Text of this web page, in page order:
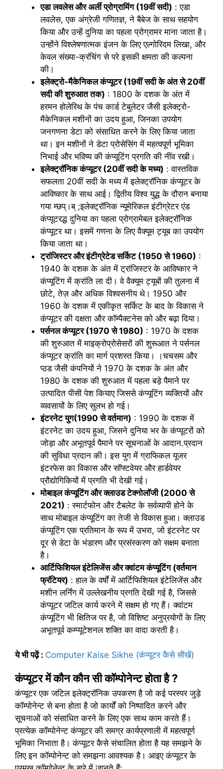
एडा लवलेस और अर्ली प्रोग्रामिंग (19वीं सदी) : एडा
लवलेस, एक अंग्रेजी गणितज्ञ, ने बैबेज के साथ सहयोग
किया और उन्हें दुनिया का पहला प्रोग्रामर माना जाता है।
उन्होंने विश्लेषणात्मक इंजन के लिए एल्गोरिदम लिखा, और
केवल संख्या-क्रंचिंग से परे इसकी क्षमता की कल्पना
की।
इलेक्ट्रो-मैकेनिकल कंप्यूटर (19वीं सदी के अंत से 20वीं
सदी की शुरुआत तक) : 1800 के दशक के अंत में
हरमन होलेरिथ के पंच कार्ड टेबुलेटर जैसी इलेक्ट्रो-
मैकेनिकल मशीनों का उदय हुआ, जिनका उपयोग
जनगणना डेटा को संसाधित करने के लिए किया जाता
था। इन मशीनों ने डेटा प्रोसेसिंग में महत्वपूर्ण भूमिका
निभाई और भविष्य की कंप्यूटिंग प्रगति की नींव रखी।
इलेक्ट्रॉनिक कंप्यूटर (20वीं सदी के मध्य) : वास्तविक
सफलता 20वीं सदी के मध्य में इलेक्ट्रॉनिक कंप्यूटर के
आविष्कार के साथ आई। द्वितीय विश्व युद्ध के दौरान बनाया
गया म्छप्।ब् ;इलेक्ट्रॉनिक न्यूमेरिकल इंटीग्रेटर एंड
कंप्यूटरद्ध दुनिया का पहला प्रोग्रामेबल इलेक्ट्रॉनिक
कंप्यूटर था। इसमें गणना के लिए वैक्यूम ट्यूब का उपयोग
किया जाता था।
ट्रांजिस्टर और इंटीग्रेटेड सर्किट (1950 से 1960) :
1940 के दशक के अंत में ट्रांजिस्टर के आविष्कार ने
कंप्यूटिंग में क्रांति ला दी। वे वैक्यूम ट्यूबों की तुलना में
छोटे, तेज़ और अधिक विश्वसनीय थे। 1950 और
1960 के दशक में एकीकृत सर्किट के बाद के विकास ने
कंप्यूटर की दक्षता और कॉम्पैक्टनेस को और बढ़ा दिया।
पर्सनल कंप्यूटर (1970 से 1980) : 1970 के दशक
की शुरुआत में माइक्रोप्रोसेसरों की शुरूआत ने पर्सनल
कंप्यूटर क्रांति का मार्ग प्रशस्त किया। ।चचसम और
प्ठड जैसी कंपनियों ने 1970 के दशक के अंत और
1980 के दशक की शुरुआत में पहला बड़े पैमाने पर
उत्पादित पीसी पेश कियाए जिससे कंप्यूटिंग व्यक्तियों और
व्यवसायों के लिए सुलभ हो गई।
इंटरनेट युग(1990 से वर्तमान) : 1990 के दशक में
इंटरनेट का उदय हुआ, जिसने दुनिया भर के कंप्यूटरों को
जोड़ा और अभूतपूर्व पैमाने पर सूचनाओं के आदान.प्रदान
की सुविधा प्रदान की। इस युग में ग्राफिकल यूजर
इंटरफेस का विकास और सॉफ्टवेयर और हार्डवेयर
प्रौद्योगिकियों में प्रगति भी देखी गई।
मोबाइल कंप्यूटिंग और क्लाउड टेक्नोलॉजी (2000 से
2021) : स्मार्टफोन और टैबलेट के सर्वव्यापी होने के
साथ मोबाइल कंप्यूटिंग का तेजी से विकास हुआ। क्लाउड
कंप्यूटिंग एक प्रतिमान के रूप में उभरा, जो इंटरनेट पर
दूर से डेटा के भंडारण और प्रसंस्करण को सक्षम बनाता
है।
आर्टिफिशियल इंटेलिजेंस और क्वांटम कंप्यूटिंग (वर्तमान
फ्रंटियर) : हाल के वर्षों में आर्टिफिशियल इंटेलिजेंस और
मशीन लर्निंग में उल्लेखनीय प्रगति देखी गई है, जिससे
कंप्यूटर जटिल कार्य करने में सक्षम हो गए हैं। क्वांटम
कंप्यूटिंग भी क्षितिज पर है, जो विशिष्ट अनुप्रयोगों के लिए
अभूतपूर्व कम्प्यूटेशनल शक्ति का वादा करती है।
ये भी पढ़ें: Computer Kaise Sikhe (कंप्यूटर कैसे सीखें)
कंप्यूटर में कौन कौन सी कॉम्पोनेन्ट होता है ?
कंप्यूटर एक जटिल इलेक्ट्रॉनिक उपकरण है जो कई परस्पर जुड़े
कॉम्पोनेन्ट से बना होता है जो कार्यों को निष्पादित करने और
सूचनाओं को संसाधित करने के लिए एक साथ काम करते हैं।
प्रत्येक कॉम्पोनेन्ट कंप्यूटर की समग्र कार्यप्रणाली में महत्वपूर्ण
भूमिका निभाता है। कंप्यूटर कैसे संचालित होता है यह समझने के
लिए इन कॉम्पोनेन्ट को समझना आवश्यक है। आइए कंप्यूटर के